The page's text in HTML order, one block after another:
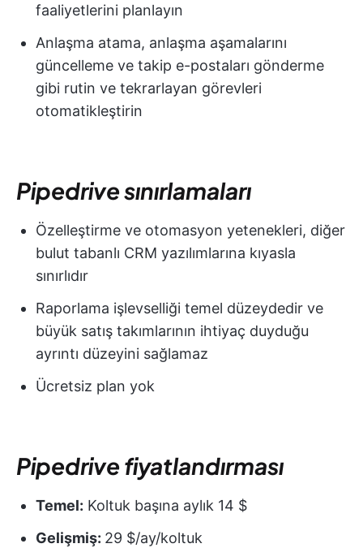
faaliyetlerini planlayın
Anlaşma atama, anlaşma aşamalarını
güncelleme ve takip e-postaları gönderme
gibi rutin ve tekrarlayan görevleri
otomatikleştirin
Pipedrive sınırlamaları
Özelleştirme ve otomasyon yetenekleri, diğer
bulut tabanlı CRM yazılımlarına kıyasla
sınırlıdır
Raporlama işlevselliği temel düzeydedir ve
büyük satış takımlarının ihtiyaç duyduğu
ayrıntı düzeyini sağlamaz
Ücretsiz plan yok
Pipedrive fiyatlandırması
Temel: Koltuk başına aylık 14 $
Gelişmiş: 29 $/ay/koltuk